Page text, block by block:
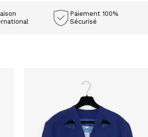
Paiement 100%
Sécurisé